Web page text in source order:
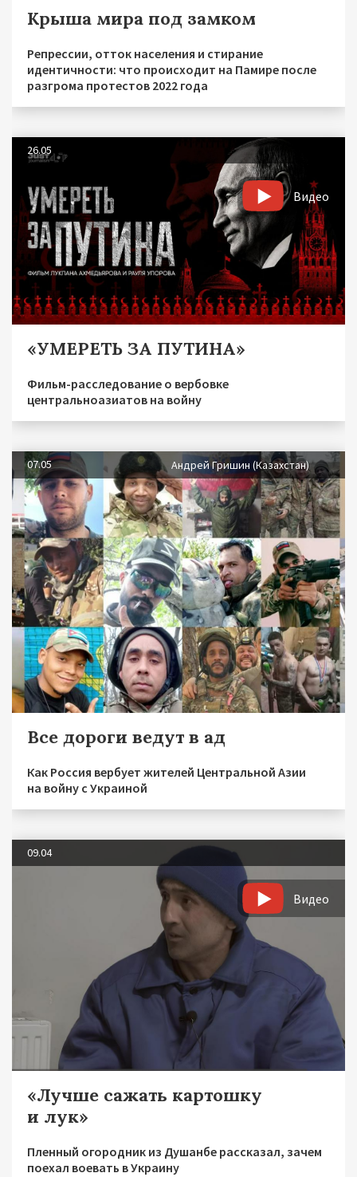
Крыша мира под замком
Репрессии, отток населения и стирание
идентичности: что происходит на Памире после
разгрома протестов 2022 года
26.05
Видео
«УМЕРЕТЬ ЗА ПУТИНА»
Фильм-расследование о вербовке
центральноазиатов на войну
07.05 Андрей Гришин (Казахстан)
Все дороги ведут в ад
Как Россия вербует жителей Центральной Азии
на войну с Украиной
09.04
Видео
«Лучше сажать картошку
и лук»
Пленный огородник из Душанбе рассказал, зачем
поехал воевать в Украину